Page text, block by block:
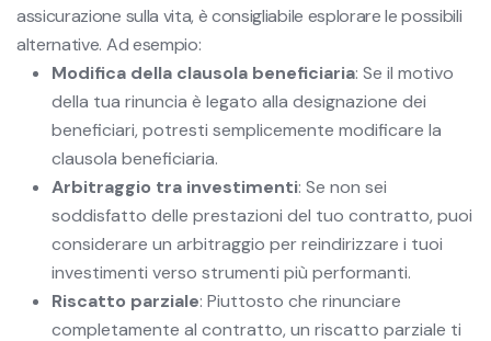
assicurazione sulla vita, è consigliabile esplorare le possibili
alternative. Ad esempio:
Modifica della clausola beneficiaria: Se il motivo
della tua rinuncia è legato alla designazione dei
beneficiari, potresti semplicemente modificare la
clausola beneficiaria.
Arbitraggio tra investimenti: Se non sei
soddisfatto delle prestazioni del tuo contratto, puoi
considerare un arbitraggio per reindirizzare i tuoi
investimenti verso strumenti più performanti.
Riscatto parziale: Piuttosto che rinunciare
completamente al contratto, un riscatto parziale ti